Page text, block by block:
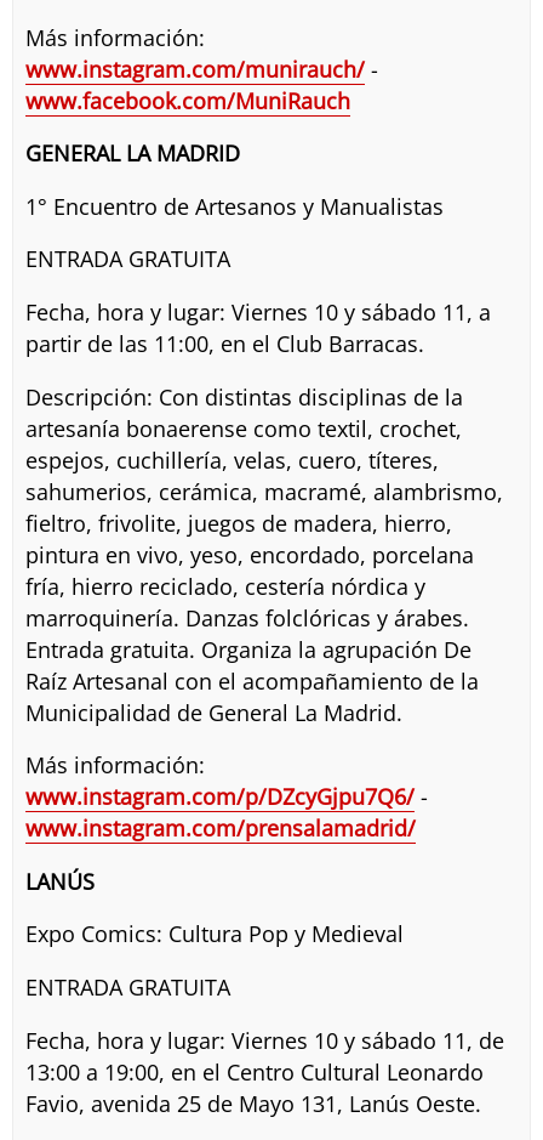
Más información:
www.instagram.com/munirauch/-
www.facebook.com/MuniRauch
GENERAL LA MADRID
1° Encuentro de Artesanos y Manualistas
ENTRADA GRATUITA
Fecha, hora y lugar: Viernes 10 y sábado 11, a
partir de las 11:00, en el Club Barracas.
Descripción: Con distintas disciplinas de la
artesanía bonaerense como textil, crochet,
espejos, cuchillería, velas, cuero, títeres,
sahumerios, cerámica, macramé, alambrismo,
fieltro, frivolite, juegos de madera, hierro,
pintura en vivo, yeso, encordado, porcelana
fría, hierro reciclado, cestería nórdica y
marroquinería. Danzas folclóricas y árabes.
Entrada gratuita. Organiza la agrupación De
Raíz Artesanal con el acompañamiento de la
Municipalidad de General La Madrid.
Más información:
www.instagram.com/p/DZcyGjpu7Q6/-
www.instagram.com/prensalamadrid/
LANÚS
Expo Comics: Cultura Pop y Medieval
ENTRADA GRATUITA
Fecha, hora y lugar: Viernes 10 y sábado 11, de
13:00 a 19:00, en el Centro Cultural Leonardo
Favio, avenida 25 de Mayo 131, Lanús Oeste.